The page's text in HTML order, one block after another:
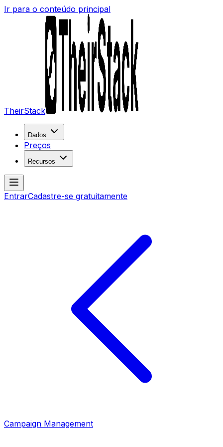
Ir para o conteúdo principal
TheirStack
Dados
Preços
Recursos
EntrarCadastre-se gratuitamente
Campaign Management